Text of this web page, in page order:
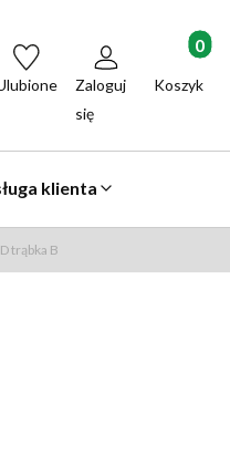
Zaloguj
się
Koszyk
klienta
trąbka B